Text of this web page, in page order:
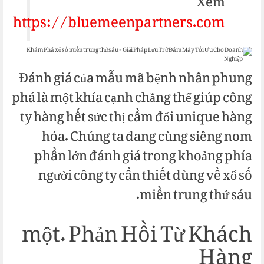
https://bluemeenpartners.com/
Đánh giá của mẫu mã bệnh nhân phung
phá là một khía cạnh chẳng thể giúp công
ty hàng hết sức thị cầm đổi unique hàng
hóa. Chúng ta đang cùng siêng nom
phần lớn đánh giá trong khoảng phía
người công ty cần thiết dùng về xổ số
miền trung thứ sáu.
một. Phản Hồi Từ Khách